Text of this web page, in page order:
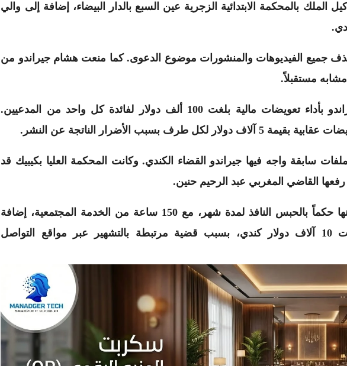
بالمحكمة الابتدائية الزجرية عين السبع بالدار البيضاء، إضافة إلى والي
جميع الفيديوهات والمنشورات موضوع الدعوى. كما منعت هشام جيراندو من
مستقبلاً.
وألزمت المحكمة جيراندو بأداء تعويضات مالية بلغت 100 ألف دولار لفائدة كل واحد من المدعيين.
لكل طرف بسبب الأضرار الناتجة عن النشر.
سابقة واجه فيها جيراندو القضاء الكندي. وكانت المحكمة العليا بكيبيك قد
رفعها القاضي المغربي عبد الرحيم حنين.
وأصدرت المحكمة حينها حكماً بالحبس النافذ لمدة شهر، مع 150 ساعة من الخدمة المجتمعية، إضافة
إلى غرامة مالية بلغت 10 آلاف دولار كندي، بسبب قضية مرتبطة بالتشهير عبر مواقع التواصل